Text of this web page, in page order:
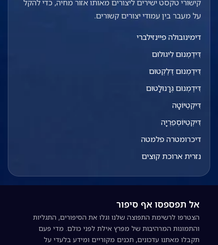
קישורי טקסט ישירים ליצורים מאותו אזור מחיה, כדי להקל
על מעבר בין עמודי יצורים קשורים.
דימינובולה פיינזילברי
דִּידֶמְנוּם לִיגוּלוּם
דִּידֶמְנוּם דֶּלֶקְטוּם
דִּידֶמְנוּם גְּרָנוּלָטוּם
דִּיקְטְיוֹטָה
דִּיקְטְיוֹסְפֵרְיָה
דיכרומטרה פלמטה
נזרית ארוכת קוצים
אל תפספסו אף סיפור
הצטרפו לרשימת התפוצה שלנו וגלו את הסיפורים, התגליות
והתמונות המרהיבות של מפרץ אילת לפני כולם. מדי פעם
תקבלו מאתנו עדכונים, תכנים מקוריים ומידע בלעדי על